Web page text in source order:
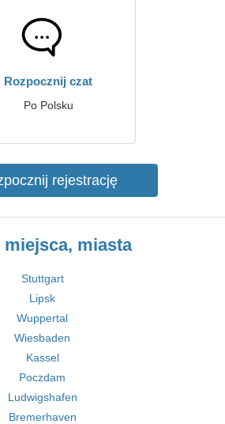
Rozpocznij czat
Po Polsku
rejestrację
miejsca, miasta
Stuttgart
Lipsk
Wuppertal
Wiesbaden
Kassel
Poczdam
Ludwigshafen
Bremerhaven